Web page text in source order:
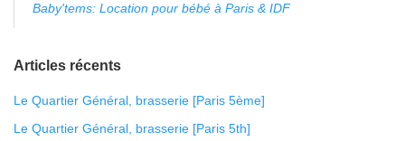
Baby'tems: Location pour bébé à Paris & IDF
Articles récents
Le Quartier Général, brasserie [Paris 5ème]
Le Quartier Général, brasserie [Paris 5th]